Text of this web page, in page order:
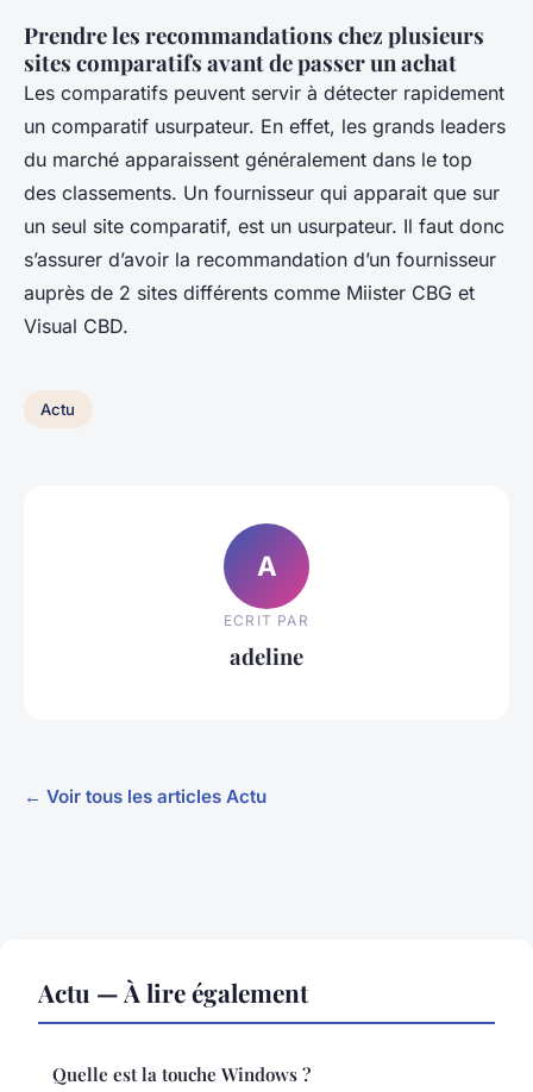
Prendre les recommandations chez plusieurs
sites comparatifs avant de passer un achat
Les comparatifs peuvent servir à détecter rapidement
un comparatif usurpateur. En effet, les grands leaders
du marché apparaissent généralement dans le top
des classements. Un fournisseur qui apparait que sur
un seul site comparatif, est un usurpateur. Il faut donc
s’assurer d’avoir la recommandation d’un fournisseur
auprès de 2 sites différents comme Miister CBG et
Visual CBD.
Actu
A
ECRIT PAR
adeline
← Voir tous les articles Actu
Actu — À lire également
Quelle est la touche Windows ?